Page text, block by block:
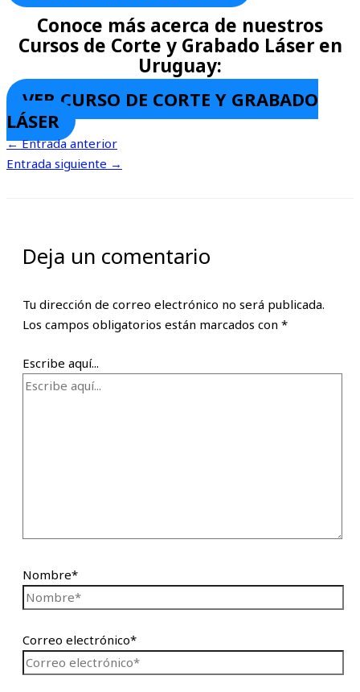
Conoce más acerca de nuestros
Cursos de Corte y Grabado Láser en
Uruguay:
VER CURSO DE CORTE Y GRABADO
LÁSER
←Entrada anterior
Entrada siguiente →
Deja un comentario
Tu dirección de correo electrónico no será publicada.
Los campos obligatorios están marcados con *
Escribe aquí...
Nombre*
Correo electrónico*